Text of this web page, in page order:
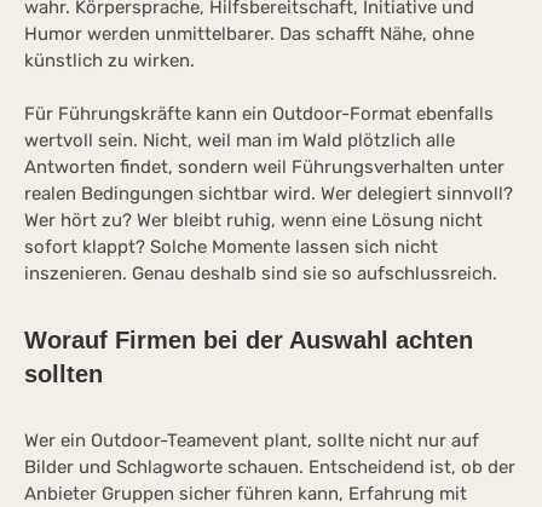
wahr. Körpersprache, Hilfsbereitschaft, Initiative und
Humor werden unmittelbarer. Das schafft Nähe, ohne
künstlich zu wirken.
Für Führungskräfte kann ein Outdoor-Format ebenfalls
wertvoll sein. Nicht, weil man im Wald plötzlich alle
Antworten findet, sondern weil Führungsverhalten unter
realen Bedingungen sichtbar wird. Wer delegiert sinnvoll?
Wer hört zu? Wer bleibt ruhig, wenn eine Lösung nicht
sofort klappt? Solche Momente lassen sich nicht
inszenieren. Genau deshalb sind sie so aufschlussreich.
Worauf Firmen bei der Auswahl achten
sollten
Wer ein Outdoor-Teamevent plant, sollte nicht nur auf
Bilder und Schlagworte schauen. Entscheidend ist, ob der
Anbieter Gruppen sicher führen kann, Erfahrung mit